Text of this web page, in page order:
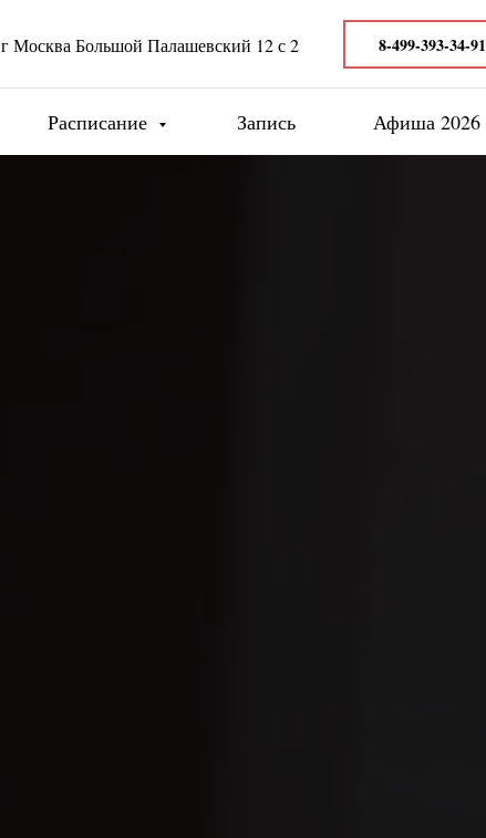
г Москва Большой Палашевский 12 с 2 8-499-393-34-91
Расписание Запись Афиша 2026